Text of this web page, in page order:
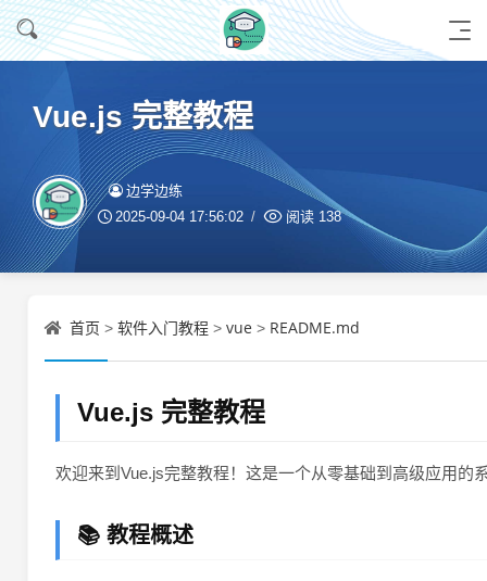
Vue.js 完整教程
边学边练
2025-09-04 17:56:02 阅读 138
首页 > 软件入门教程 > vue > README.md
Vue.js 完整教程
欢迎来到Vue.js完整教程！这是一个从零基础到高级应用的
📚 教程概述